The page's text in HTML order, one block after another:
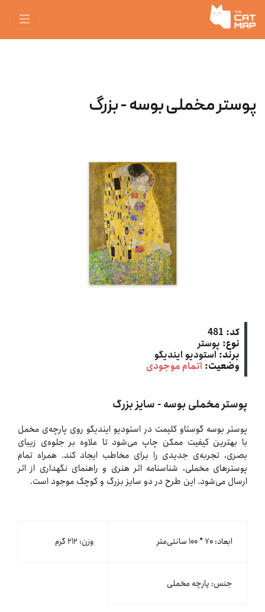
پوستر مخملی بوسه - بزرگ
کد: 481
نوع: پوستر
برند:استودیو ایندیگو
وضعیت: اتمام موجودی
پوستر مخملی بوسه - سایز بزرگ
پوستر بوسه گوستاو کلیمت در استودیو ایندیگو روی پارچه‌ی مخمل
با بهترین کیفیت ممکن چاپ می‌شود تا علاوه بر جلوه‌ی زیبای
بصری، تجربه‌ی جدیدی را برای مخاطب ایجاد کند. همراه تمام
پوسترهای مخملی، شناسنامه اثر هنری و راهنمای نگهداری از اثر
ارسال می‌شود. این طرح در دو سایز بزرگ و کوچک موجود است.
ابعاد: ۷۰ * ۱۰۰ سانتی‌متر وزن: ۲۱۲ گرم
جنس: پارچه مخملی